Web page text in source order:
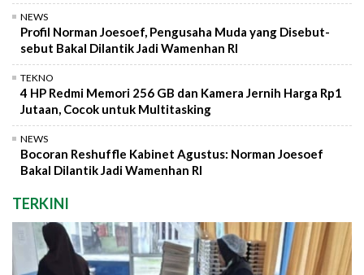
NEWS
Profil Norman Joesoef, Pengusaha Muda yang Disebut-
sebut Bakal Dilantik Jadi Wamenhan RI
TEKNO
4 HP Redmi Memori 256 GB dan Kamera Jernih Harga Rp1
Jutaan, Cocok untuk Multitasking
NEWS
Bocoran Reshuffle Kabinet Agustus: Norman Joesoef
Bakal Dilantik Jadi Wamenhan RI
TERKINI